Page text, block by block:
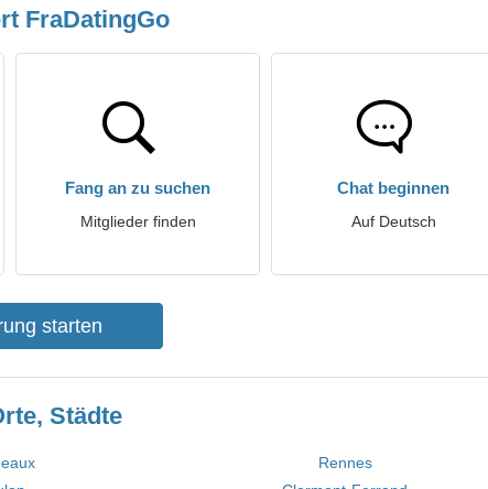
FraDatingGo
Fang an zu suchen
Mitglieder finden
Chat beginnen
Auf Deutsch
starten
Städte
Rennes